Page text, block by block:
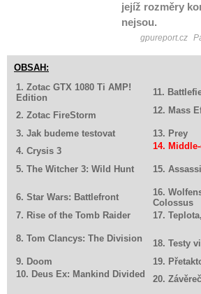
jejíž rozměry
nejsou.
gpureport.cz
OBSAH:
1. Zotac GTX 1080 Ti AMP!
Edition
11.
2. Zotac FireStorm 12. Mass
3. Jak budeme testovat
13. Prey
4. Crysis 3
14.
5. The Witcher 3: Wild Hunt 15.
6. Star Wars: Battlefront
16.
Colossus
7. Rise of the Tomb Raider
17.
8. Tom Clancys: The Division
18. Testy
9. Doom
19.
10. Deus Ex: Mankind Divided
20.